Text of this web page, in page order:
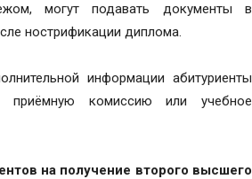
могут подавать документы в
нострификации диплома.
информации абитуриенты
приёмную комиссию или учебное
на получение второго высшего